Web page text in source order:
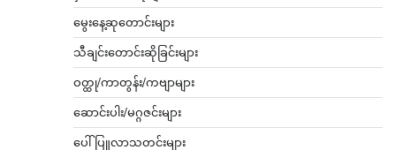
မွေးနေ့ဆုတောင်းများ
သီချင်းတောင်းဆိုခြင်းများ
ဝတ္ထု/ကာတွန်း/ကဗျာများ
ဆောင်းပါး/မဂ္ဂဇင်းများ
ပေါ်ပြူလာသတင်းများ